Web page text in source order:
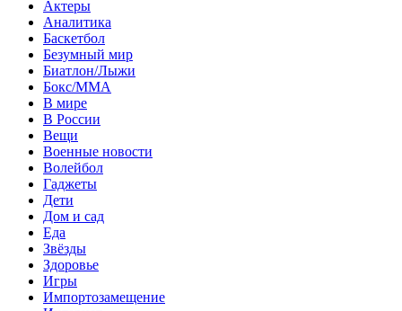
Актеры
Аналитика
Баскетбол
Безумный мир
Биатлон/Лыжи
Бокс/MMA
В мире
В России
Вещи
Военные новости
Волейбол
Гаджеты
Дети
Дом и сад
Еда
Звёзды
Здоровье
Игры
Импортозамещение